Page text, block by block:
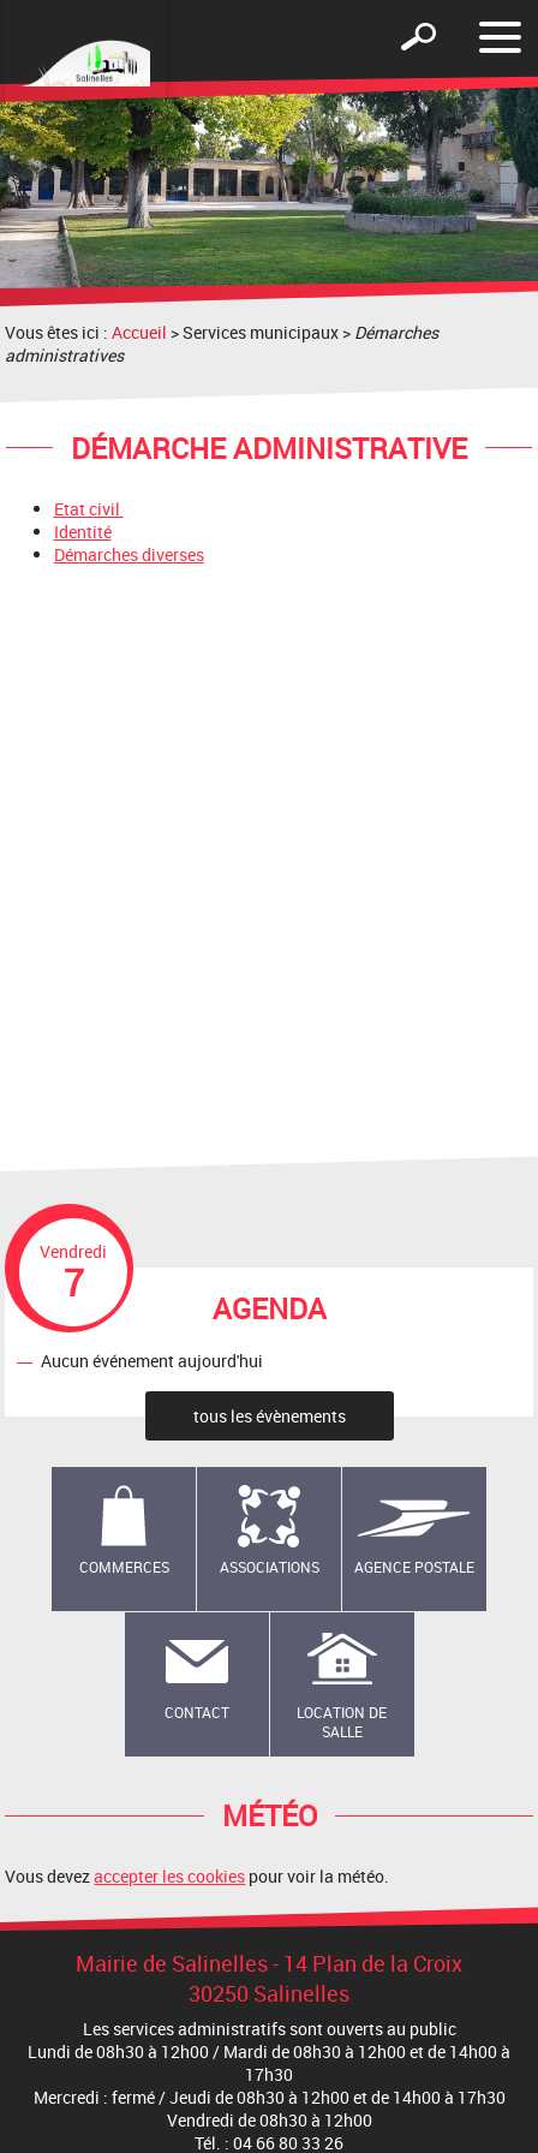
le
Afficher
formulaire
de
recherche
Vous êtes ici :Accueil > Services municipaux > Démarches
administratives
DÉMARCHE ADMINISTRATIVE
Etat civil
Identité
Démarches diverses
AGENDA
Vendredi
7
Aucun événement aujourd'hui
tous les évènements
COMMERCES ASSOCIATIONS AGENCE POSTALE
CONTACT
LOCATION DE
SALLE
MÉTÉO
Vous devezaccepter les cookies pour voir la météo.
Mairie de Salinelles - 14 Plan de la Croix
30250 Salinelles
Les services administratifs sont ouverts au public
Lundi de 08h30 à 12h00 / Mardi de 08h30 à 12h00 et de 14h00 à
17h30
Mercredi : fermé / Jeudi de 08h30 à 12h00 et de 14h00 à 17h30
Vendredi de 08h30 à 12h00
Tél. : 04 66 80 33 26